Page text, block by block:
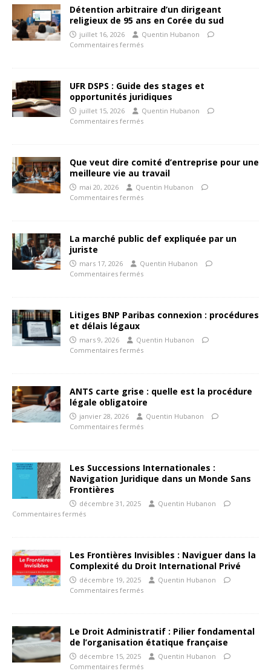
Détention arbitraire d’un dirigeant
religieux de 95 ans en Corée du sud
juillet 16, 2026
Quentin Hubanon
Commentaires fermés
UFR DSPS : Guide des stages et
opportunités juridiques
juillet 15, 2026
Quentin Hubanon
Commentaires fermés
Que veut dire comité d’entreprise pour une
meilleure vie au travail
mai 20, 2026
Quentin Hubanon
Commentaires fermés
La marché public def expliquée par un
juriste
mars 17, 2026
Quentin Hubanon
Commentaires fermés
Litiges BNP Paribas connexion : procédures
et délais légaux
mars 9, 2026
Quentin Hubanon
Commentaires fermés
ANTS carte grise : quelle est la procédure
légale obligatoire
janvier 28, 2026
Quentin Hubanon
Commentaires fermés
Les Successions Internationales :
Navigation Juridique dans un Monde Sans
Frontières
décembre 31, 2025
Quentin Hubanon
Commentaires fermés
Les Frontières Invisibles : Naviguer dans la
Complexité du Droit International Privé
décembre 19, 2025
Quentin Hubanon
Commentaires fermés
Le Droit Administratif : Pilier fondamental
de l’organisation étatique française
décembre 15, 2025
Quentin Hubanon
Commentaires fermés